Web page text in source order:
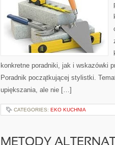
konkretne poradniki, jak i wskazówki
Poradnik początkującej stylistki.
upiększania, ale nie […]
CATEGORIES: EKO KUCHNIA
METODY